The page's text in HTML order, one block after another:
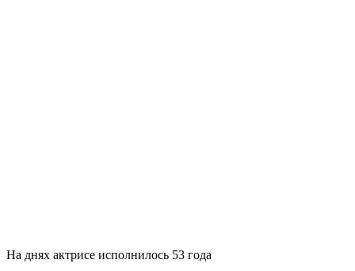
На днях актрисе исполнилось 53 года